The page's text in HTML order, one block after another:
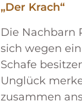
„Der Krach“
Die Nachbarn
sich wegen
Schafe
Unglück
zusammen